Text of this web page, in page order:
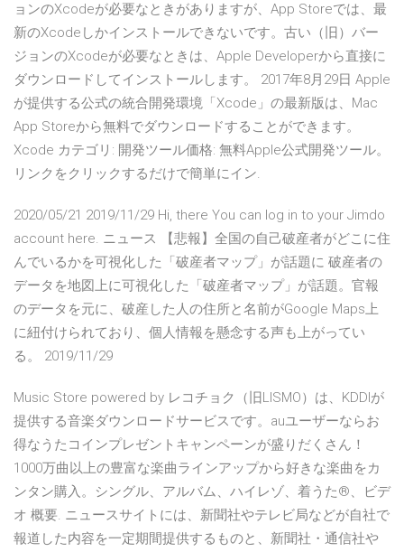
ョンのXcodeが必要なときがありますが、App Storeでは、最
新のXcodeしかインストールできないです。古い（旧）バー
ジョンのXcodeが必要なときは、Apple Developerから直接に
ダウンロードしてインストールします。 2017年8月29日 Apple
が提供する公式の統合開発環境「Xcode」の最新版は、Mac
App Storeから無料でダウンロードすることができます。
Xcode カテゴリ: 開発ツール価格: 無料Apple公式開発ツール。
リンクをクリックするだけで簡単にイン.
2020/05/21 2019/11/29 Hi, there You can log in to your Jimdo
account here. ニュース 【悲報】全国の自己破産者がどこに住
んでいるかを可視化した「破産者マップ」が話題に 破産者の
データを地図上に可視化した「破産者マップ」が話題。官報
のデータを元に、破産した人の住所と名前がGoogle Maps上
に紐付けられており、個人情報を懸念する声も上がってい
る。 2019/11/29
Music Store powered by レコチョク（旧LISMO）は、KDDIが
提供する音楽ダウンロードサービスです。auユーザーならお
得なうたコインプレゼントキャンペーンが盛りだくさん！
1000万曲以上の豊富な楽曲ラインアップから好きな楽曲をカ
ンタン購入。シングル、アルバム、ハイレゾ、着うた®、ビデ
オ 概要. ニュースサイトには、新聞社やテレビ局などが自社で
報道した内容を一定期間提供するものと、新聞社・通信社や